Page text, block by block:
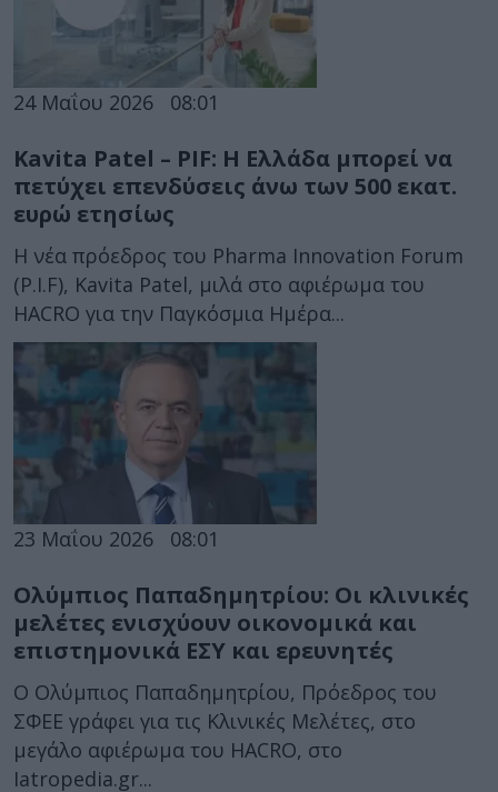
24 Μαΐου 2026 08:01
Kavita Patel – PIF: Η Ελλάδα μπορεί να
πετύχει επενδύσεις άνω των 500 εκατ.
ευρώ ετησίως
H νέα πρόεδρος του Pharma Innovation Forum
(P.I.F), Kavita Patel, μιλά στο αφιέρωμα του
HACRO για την Παγκόσμια Ημέρα...
23 Μαΐου 2026 08:01
Ολύμπιος Παπαδημητρίου: Οι κλινικές
μελέτες ενισχύουν οικονομικά και
επιστημονικά ΕΣΥ και ερευνητές
Ο Ολύμπιος Παπαδημητρίου, Πρόεδρος του
ΣΦΕΕ γράφει για τις Κλινικές Μελέτες, στο
μεγάλο αφιέρωμα του HACRO, στο
Iatropedia.gr...